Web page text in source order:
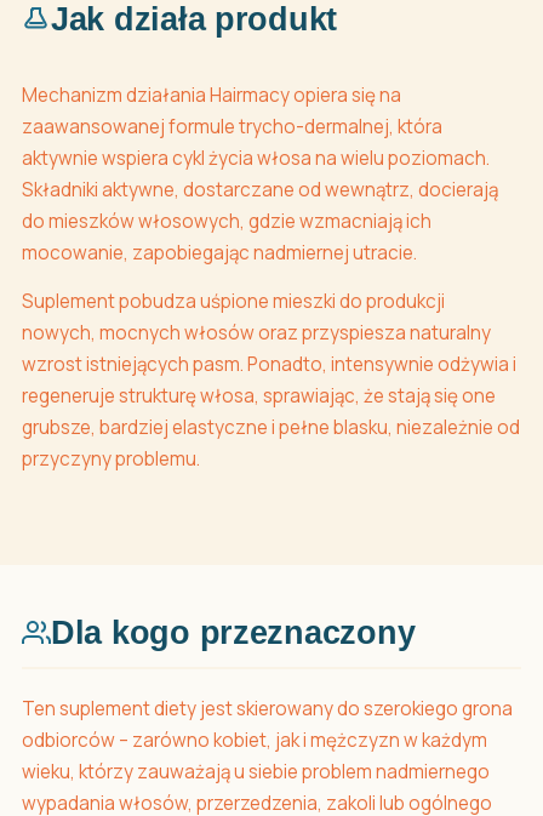
Jak działa produkt
Mechanizm działania Hairmacy opiera się na
zaawansowanej formule trycho-dermalnej, która
aktywnie wspiera cykl życia włosa na wielu poziomach.
Składniki aktywne, dostarczane od wewnątrz, docierają
do mieszków włosowych, gdzie wzmacniają ich
mocowanie, zapobiegając nadmiernej utracie.
Suplement pobudza uśpione mieszki do produkcji
nowych, mocnych włosów oraz przyspiesza naturalny
wzrost istniejących pasm. Ponadto, intensywnie odżywia i
regeneruje strukturę włosa, sprawiając, że stają się one
grubsze, bardziej elastyczne i pełne blasku, niezależnie od
przyczyny problemu.
Dla kogo przeznaczony
Ten suplement diety jest skierowany do szerokiego grona
odbiorców – zarówno kobiet, jak i mężczyzn w każdym
wieku, którzy zauważają u siebie problem nadmiernego
wypadania włosów, przerzedzenia, zakoli lub ogólnego